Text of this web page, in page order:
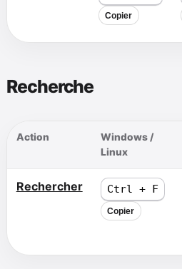
Copier
Recherche
Action
Windows /
Linux
Rechercher Ctrl + F
Copier